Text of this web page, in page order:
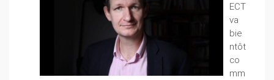
ECT
va
bie
ntôt
co
mm